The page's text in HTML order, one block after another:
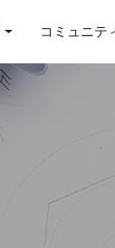
コミュニテ